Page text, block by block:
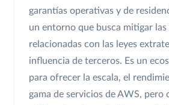
garantías operativas y de
un entorno que busca mitigar
relacionadas con las leyes
influencia de terceros. Es un
para ofrecer la escala, el
gama de servicios de AWS, pero